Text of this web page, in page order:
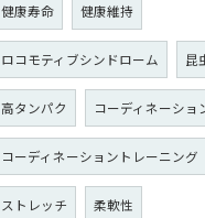
健康寿命 健康維持
ロコモティブシンドローム 昆
高タンパク コーディネーショ
コーディネーショントレーニング
ストレッチ 柔軟性